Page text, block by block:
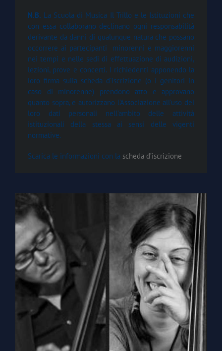
N.B. La Scuola di Musica Il Trillo e le Istituzioni che
con essa collaborano declinano ogni responsabilità
derivante da danni di qualunque natura che possano
occorrere ai partecipanti minorenni e maggiorenni
nei tempi e nelle sedi di effettuazione di audizioni,
lezioni, prove e concerti. I richiedenti apponendo la
loro firma sulla scheda d’iscrizione (o i genitori in
caso di minorenne) prendono atto e approvano
quanto sopra, e autorizzano l’Associazione all’uso dei
loro dati personali nell’ambito delle attività
istituzionali della stessa ai sensi delle vigenti
normative.
Scarica le informazioni con la scheda d’iscrizione